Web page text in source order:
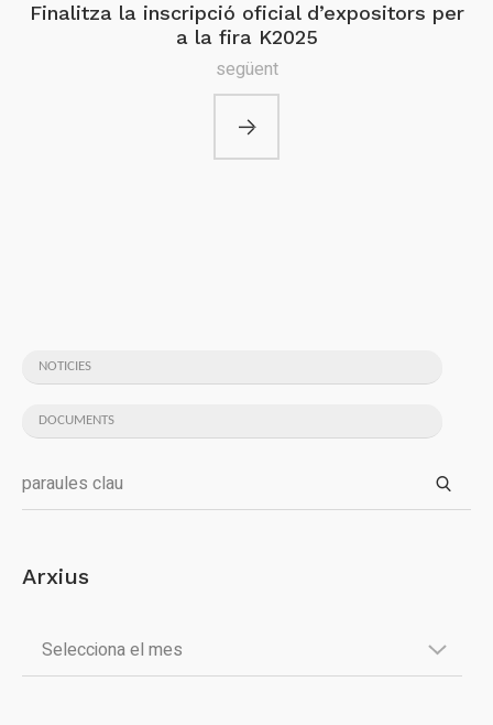
Finalitza la inscripció oficial d’expositors per
a la fira K2025
següent
NOTICIES
DOCUMENTS
Arxius